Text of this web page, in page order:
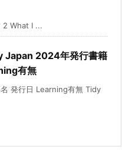
2 What I ...
Japan 2024年発行書籍
有無
発行日 Learning有無 Tidy